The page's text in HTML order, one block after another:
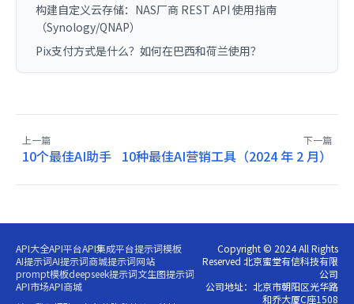
构建自定义云存储：NAS厂商 REST API 使用指南
（Synology/QNAP）
Pix支付方式是什么？如何在巴西和荷兰使用？
上一篇
10个最佳AI助手
下一篇
10种最佳AI营销工具（2024 年 2 月）
API大全API平台API集成平台提示词模板
AI提示词AI提示词商城提示词网站
prompt模板deepseek提示词文生图提示词
API市场API商城
Copyright © 2024 All Rights
Reserved 北京蜜堂有信科技有限
公司
公司地址：北京市朝阳区光华路
和乔大厦C座1508